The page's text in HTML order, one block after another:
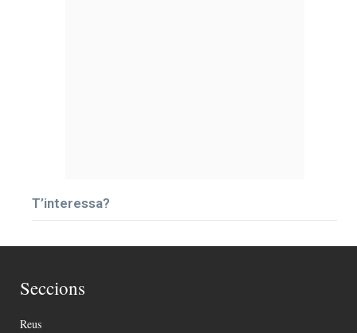
T’interessa?
Seccions
Reus